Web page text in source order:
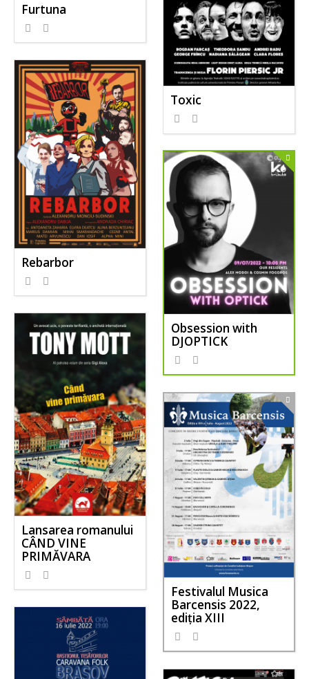
Furtuna
Toxic
Rebarbor
Obsession with
DJOPTICK
Lansarea romanului
CÂND VINE
PRIMĂVARA
Festivalul Musica
Barcensis 2022,
ediţia XIII